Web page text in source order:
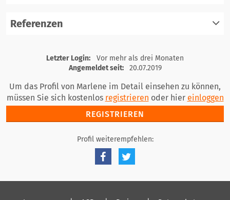
Referenzen
registrieren
einloggen
Letzter Login:
Vor mehr als drei Monaten
Angemeldet seit:
20.07.2019
Um das Profil von Marlene im Detail einsehen zu können,
müssen Sie sich kostenlos registrieren oder hier einloggen
REGISTRIEREN
Profil weiterempfehlen: